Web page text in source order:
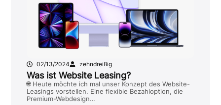
02/13/2024 zehndreißig
Was ist Website Leasing?
🌐 Heute möchte ich mal unser Konzept des Website-
Leasings vorstellen. Eine flexible Bezahloption, die
Premium-Webdesign…